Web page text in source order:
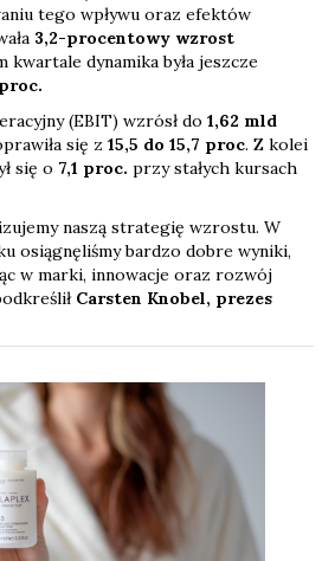
tego wpływu oraz efektów
3,2-procentowy wzrost
kwartale dynamika była jeszcze
(EBIT) wzrósł do 1,62 mld
się z 15,5 do 15,7 proc. Z kolei
się o 7,1 proc. przy stałych kursach
naszą strategię wzrostu. W
osiągnęliśmy bardzo dobre wyniki,
w marki, innowacje oraz rozwój
Carsten Knobel, prezes